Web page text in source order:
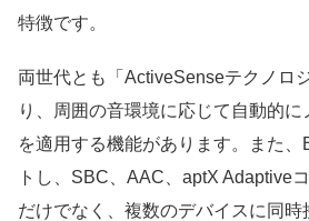
特徴です。
両世代とも「ActiveSenseテクノロ
り、周囲の音環境に応じて自動的
を適用する機能があります。また
トし、SBC、AAC、aptX Adaptive
だけでなく、複数のデバイスに同